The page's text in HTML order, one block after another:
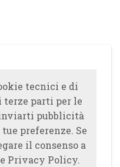
tecnici e di
terze parti per le
pubblicità
preferenze. Se
il consenso a
Privacy Policy.